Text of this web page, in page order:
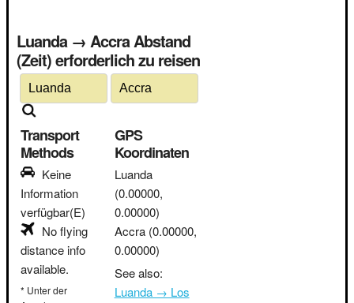
Luanda → Accra Abstand
(Zeit) erforderlich zu reisen
Transport
Methods
Keine
Information
verfügbar(E)
No flying
distance info
available.
* Unter der
GPS
Koordinaten
Luanda
(0.00000,
0.00000)
Accra (0.00000,
0.00000)
See also:
Luanda → Los